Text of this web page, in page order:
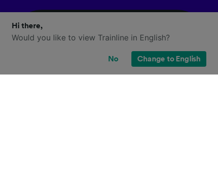
Hi there,
Would you like to view Trainline in English?
No Change to English